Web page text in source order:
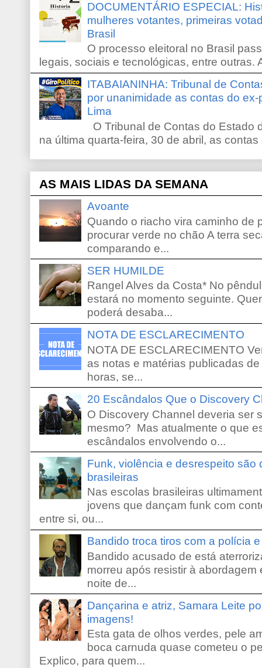
DOCUMENTÁRIO ESPECIAL:
mulheres votantes, primeiras
Brasil
O processo eleitoral no Brasil
legais, sociais e tecnológicas, entre outras.
ITABAIANINHA: Tribunal de
por unanimidade as contas do
Lima
O Tribunal de Contas do Estado
na última quarta-feira, 30 de abril, as
AS MAIS LIDAS DA SEMANA
Avoante
Quando o riacho vira caminho de
procurar verde no chão A terra
comparando e...
SER HUMILDE
Rangel Alves da Costa* No
estará no momento seguinte.
poderá desaba...
NOTA DE ESCLARECIMENTO
NOTA DE ESCLARECIMENTO
as notas e matérias publicadas
horas, se...
20 Escândalos Que o Discovery
O Discovery Channel deveria ser
mesmo? Mas atualmente o que
escândalos envolvendo o...
Funk, violência e desrespeito são
brasileiras
Nas escolas brasileiras
jovens que dançam funk com
entre si, ou...
Bandido troca tiros com a polícia
Bandido acusado de está
morreu após resistir à
noite de...
Dançarina e atriz, Samara Leite
imagens!
Esta gata de olhos verdes, pele
boca carnuda quase cometeu o
Explico, para quem...